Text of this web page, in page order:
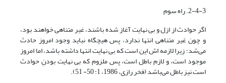
2-4-3. راه سوم
اگر حوادث از ازل و بی نهایت آغاز شده باشند، غیر متناهی خواهند بود،
و چون غیر متناهی انتها ندارد، پس هیچگاه نباید وجود امروز حادث
می‌شد؛ زیرا لازمه اش این است که بی نهایت انتها داشته باشد، اما امروز
موجود است، و لازم باطل است، پس ملزوم که بی نهایت بودنِ حوادث
است نیز باطل می‌باشد (فخر رازى، 1986، 1: 50- 51).